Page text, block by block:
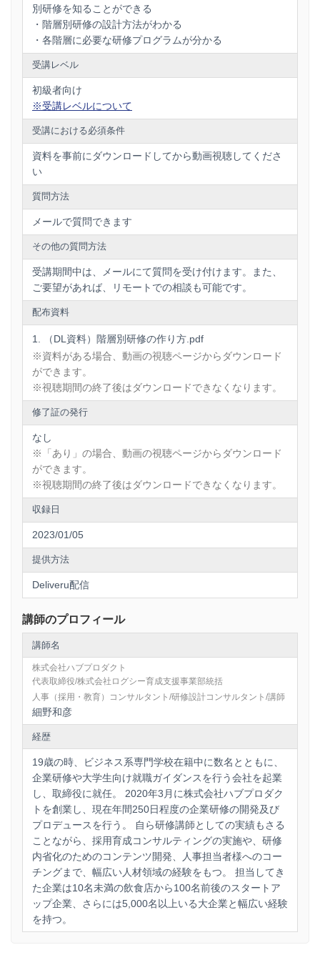
別研修を知ることができる
・階層別研修の設計方法がわかる
・各階層に必要な研修プログラムが分かる
受講レベル
初級者向け
※受講レベルについて
受講における必須条件
資料を事前にダウンロードしてから動画視聴してくださ
い
質問方法
メールで質問できます
その他の質問方法
受講期間中は、メールにて質問を受け付けます。また、
ご要望があれば、リモートでの相談も可能です。
配布資料
（DL資料）階層別研修の作り方.pdf
※資料がある場合、動画の視聴ページからダウンロード
ができます。
※視聴期間の終了後はダウンロードできなくなります。
修了証の発行
なし
※「あり」の場合、動画の視聴ページからダウンロード
ができます。
※視聴期間の終了後はダウンロードできなくなります。
収録日
2023/01/05
提供方法
Deliveru配信
講師のプロフィール
講師名
株式会社ハブプロダクト
代表取締役/株式会社ログシー育成支援事業部統括
人事（採用・教育）コンサルタント/研修設計コンサルタント/講師
細野和彦
経歴
19歳の時、ビジネス系専門学校在籍中に数名とともに、
企業研修や大学生向け就職ガイダンスを行う会社を起業
し、取締役に就任。 2020年3月に株式会社ハブプロダク
トを創業し、現在年間250日程度の企業研修の開発及び
プロデュースを行う。 自ら研修講師としての実績もさる
ことながら、採用育成コンサルティングの実施や、研修
内省化のためのコンテンツ開発、人事担当者様へのコー
チングまで、幅広い人材領域の経験をもつ。 担当してき
た企業は10名未満の飲食店から100名前後のスタートア
ップ企業、さらには5,000名以上いる大企業と幅広い経験
を持つ。